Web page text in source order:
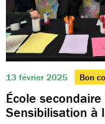
13 février 2025 Bon
École
Sensibilisation à